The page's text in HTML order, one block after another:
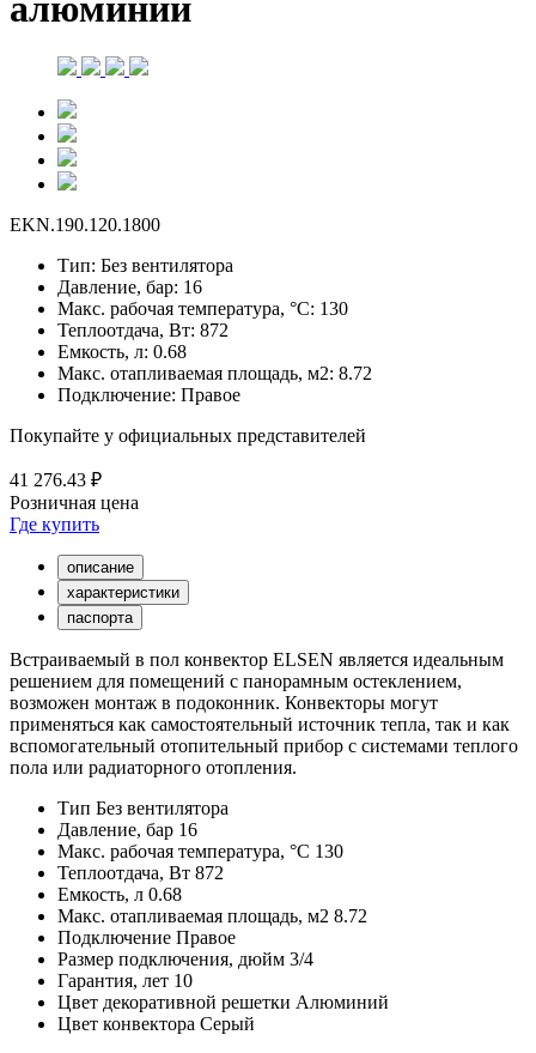
EKN.190.120.1800
Тип: Без вентилятора
Давление, бар: 16
Макс. рабочая температура, °С: 130
Теплоотдача, Вт: 872
Емкость, л: 0.68
Макс. отапливаемая площадь, м2: 8.72
Подключение: Правое
Покупайте у официальных представителей
41 276.43 ₽
Розничная цена
Где купить
описание
характеристики
паспорта
Встраиваемый в пол конвектор ELSEN является идеальным
решением для помещений с панорамным остеклением,
возможен монтаж в подоконник. Конвекторы могут
применяться как самостоятельный источник тепла, так и как
вспомогательный отопительный прибор с системами теплого
пола или радиаторного отопления.
Тип Без вентилятора
Давление, бар 16
Макс. рабочая температура, °С 130
Теплоотдача, Вт 872
Емкость, л 0.68
Макс. отапливаемая площадь, м2 8.72
Подключение Правое
Размер подключения, дюйм 3/4
Гарантия, лет 10
Цвет декоративной решетки Алюминий
Цвет конвектора Серый